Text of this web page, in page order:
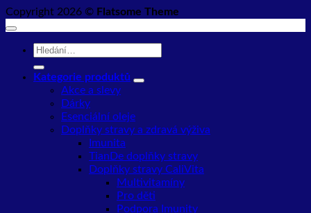
Copyright 2026 © Flatsome Theme
Hledat:
Kategorie produktů
Akce a slevy
Dárky
Esenciální oleje
Doplňky stravy a zdravá výživa
Imunita
TianDe doplňky stravy
Doplňky stravy CaliVita
Multivitamíny
Pro děti
Podpora Imunity